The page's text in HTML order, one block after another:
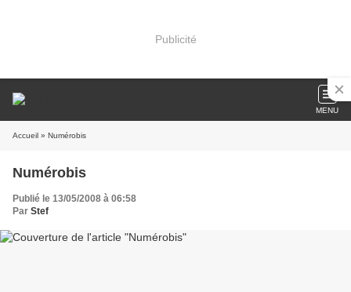
Publicité
MENU
Accueil » Numérobis
Numérobis
Publié le 13/05/2008 à 06:58
Par Stef